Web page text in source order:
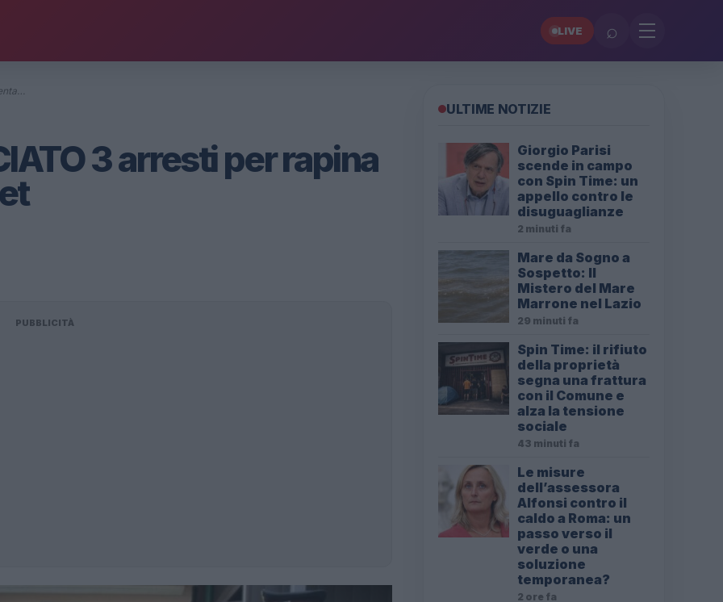
LIVE ⌕
3 arresti per rapina
PUBBLICITÀ
ULTIME NOTIZIE
Giorgio Parisi
scende in campo
con Spin Time: un
appello contro le
disuguaglianze
2 minuti fa
Mare da Sogno a
Sospetto: Il
Mistero del Mare
Marrone nel Lazio
29 minuti fa
Spin Time: il rifiuto
della proprietà
segna una frattura
con il Comune e
alza la tensione
sociale
43 minuti fa
Le misure
dell’assessora
Alfonsi contro il
caldo a Roma: un
passo verso il
verde o una
soluzione
temporanea?
2 ore fa